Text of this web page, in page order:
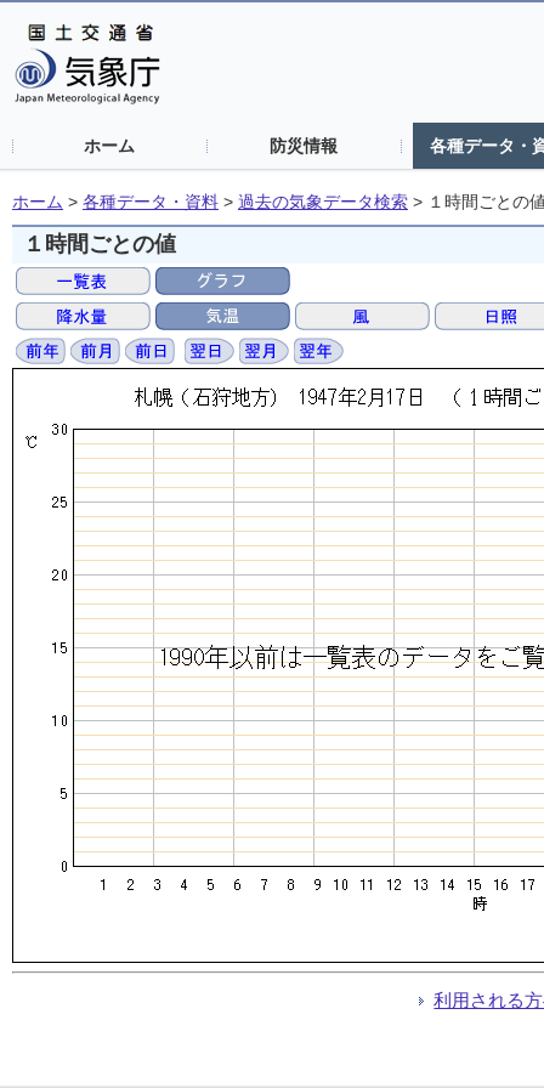
ホーム 防災情報 各種データ・
ホーム > 各種データ・資料 > 過去の気象データ検索 > １時間ごとの
１時間ごとの値
利用される